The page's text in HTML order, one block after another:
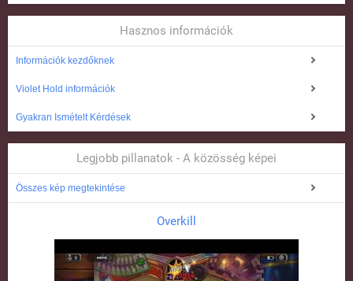
Hasznos információk
Információk kezdőknek
Violet Hold információk
Gyakran Ismételt Kérdések
Legjobb pillanatok - A közösség képei
Összes kép megtekintése
Overkill